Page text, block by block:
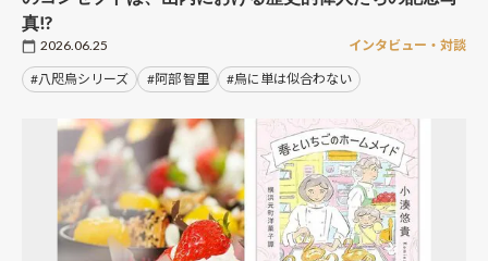
真!?
2026.06.25 インタビュー・対談
#八咫烏シリーズ #阿部 智里 #烏に単は似合わない